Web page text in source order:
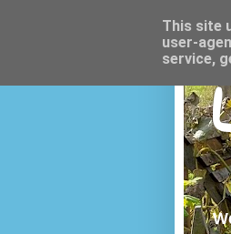
This site
user-
service,